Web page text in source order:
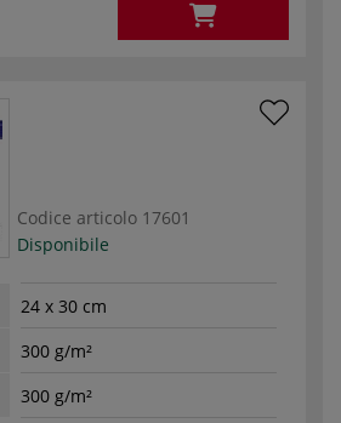
Codice articolo 17601
Disponibile
24 x 30 cm
300 g/m²
300 g/m²